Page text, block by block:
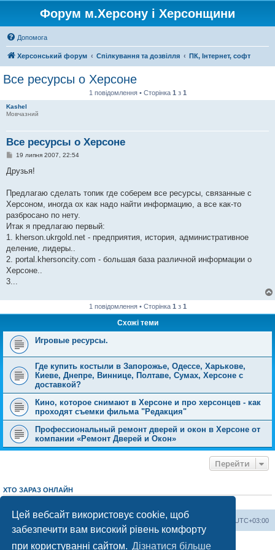
Цей вебсайт використовує cookie, щоб
забезпечити вам високий рівень комфорту
при користуванні сайтом. Дізнатися більше
Форум м.Херсону і Херсонщини
Допомога
Херсонський форум Спілкування та дозвілля ПК, Інтернет, софт
Все ресурсы о Херсоне
1 повідомлення • Сторінка 1 з 1
Kashel
Мовчазний
Все ресурсы о Херсоне
П
в
о
л
е
н
я
19 липня 2007, 22:54
Друзья!
Предлагаю сделать топик где соберем все ресурсы, связанные с
Херсоном, иногда ох как надо найти информацию, а все как-то
разбросано по нету.
Итак я предлагаю первый:
1. kherson.ukrgold.net - предприятия, история, административное
деление, лидеры..
2. portal.khersoncity.com - большая база различной информации о
Херсоне..
3...
1 повідомлення • Сторінка 1 з 1
Схожі теми
Игровые ресурсы.
Где купить костыли в Запорожье, Одессе, Харькове,
Киеве, Днепре, Виннице, Полтаве, Сумах, Херсоне с
доставкой?
Кино, которое снимают в Херсоне и про херсонцев - как
проходят съемки фильма "Редакция"
Профессиональный ремонт дверей и окон в Херсоне от
компании «Ремонт Дверей и Окон»
Перейти
ХТО ЗАРАЗ ОНЛАЙН
Херсонський форум UTC+03:00
Команда
Працює на phpBB® Forum Software © phpBB Limited